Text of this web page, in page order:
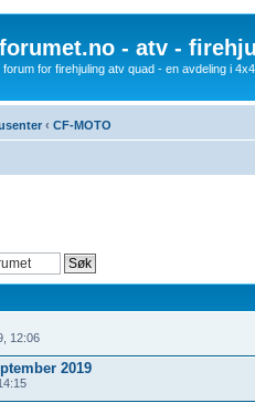
- atv -
for firehjuling atv quad - en avdeling i
‹ CF-MOTO
12:06
2019